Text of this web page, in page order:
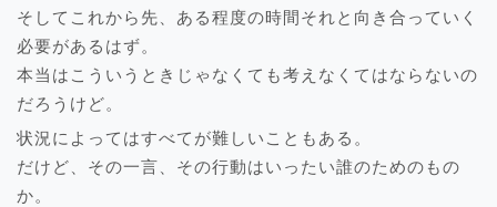
そしてこれから先、ある程度の時間それと向き合っていく
必要があるはず。
本当はこういうときじゃなくても考えなくてはならないの
だろうけど。
状況によってはすべてが難しいこともある。
だけど、その一言、その行動はいったい誰のためのもの
か。